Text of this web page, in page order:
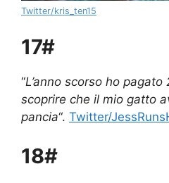
Twitter/kris_ten15
17#
“L’anno scorso ho
scoprire che il mio gatto
pancia“. Twitter/
18#